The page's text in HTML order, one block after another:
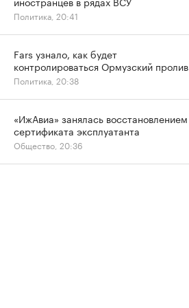
Политика, 20:41
Fars узнало, как будет
контролироваться Ормузский пролив
Политика, 20:38
«ИжАвиа» занялась восстановлением
сертификата эксплуатанта
Общество, 20:36